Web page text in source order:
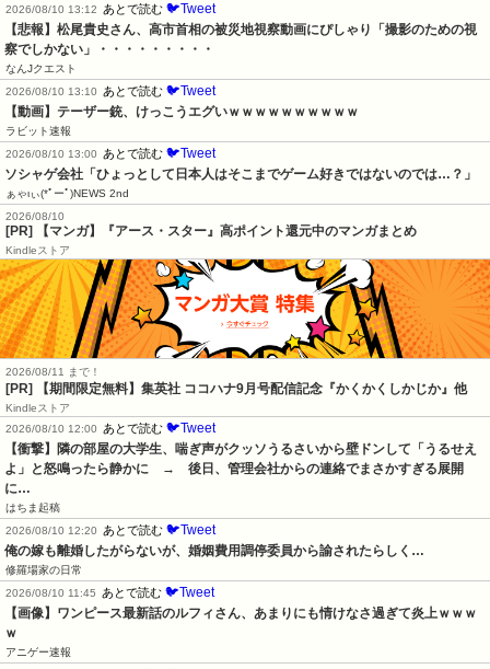
2026/08/10 13:12
あとで読む 🐦Tweet
【悲報】松尾貴史さん、高市首相の被災地視察動画にぴしゃり「撮影のための視
察でしかない」・・・・・・・・・
なんJクエスト
2026/08/10 13:10
あとで読む 🐦Tweet
【動画】テーザー銃、けっこうエグいｗｗｗｗｗｗｗｗｗｗ
ラビット速報
2026/08/10 13:00
あとで読む 🐦Tweet
ソシャゲ会社「ひょっとして日本人はそこまでゲーム好きではないのでは…？」
ぁゃιぃ(*ﾟーﾟ)NEWS 2nd
2026/08/10
[PR] 【マンガ】『アース・スター』高ポイント還元中のマンガまとめ
Kindleストア
2026/08/11 まで！
[PR] 【期間限定無料】集英社 ココハナ9月号配信記念『かくかくしかじか』他
Kindleストア
2026/08/10 12:00
あとで読む 🐦Tweet
【衝撃】隣の部屋の大学生、喘ぎ声がクッソうるさいから壁ドンして「うるせえ
よ」と怒鳴ったら静かに　→　後日、管理会社からの連絡でまさかすぎる展開
に…
はちま起稿
2026/08/10 12:20
あとで読む 🐦Tweet
俺の嫁も離婚したがらないが、婚姻費用調停委員から諭されたらしく…
修羅場家の日常
2026/08/10 11:45
あとで読む 🐦Tweet
【画像】ワンピース最新話のルフィさん、あまりにも情けなさ過ぎて炎上ｗｗｗ
ｗ
アニゲー速報